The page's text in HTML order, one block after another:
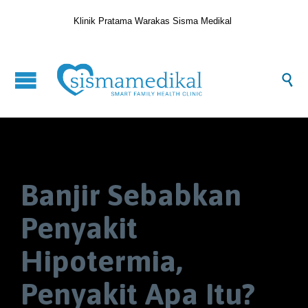
Klinik Pratama Warakas Sisma Medikal

Banjir Sebabkan
Penyakit
Hipotermia,
Penyakit Apa Itu?